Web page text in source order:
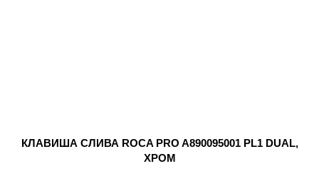
КЛАВИША СЛИВА ROCA PRO A890095001 PL1 DUAL,
ХРОМ